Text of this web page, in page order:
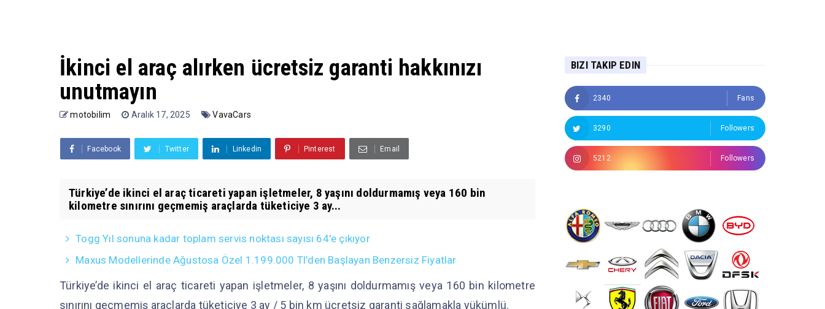
İkinci el araç alırken ücretsiz garanti hakkınızı
unutmayın
motobilim Aralık 17, 2025 VavaCars
Facebook Twitter Linkedin Pinterest Email
Türkiye’de ikinci el araç ticareti yapan işletmeler, 8 yaşını doldurmamış veya 160 bin
kilometre sınırını geçmemiş araçlarda tüketiciye 3 ay...
Togg Yıl sonuna kadar toplam servis noktası sayısı 64'e çıkıyor
Maxus Modellerinde Ağustosa Özel 1.199.000 Tl’den Başlayan Benzersiz Fiyatlar
Türkiye’de ikinci el araç ticareti yapan işletmeler, 8 yaşını doldurmamış veya 160 bin kilometre
sınırını geçmemiş araçlarda tüketiciye 3 ay / 5 bin km ücretsiz garanti sağlamakla yükümlü.
BIZI TAKIP EDIN
2340 Fans
3290 Followers
5212 Followers